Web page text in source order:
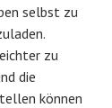
selbst zu
zu
die
können